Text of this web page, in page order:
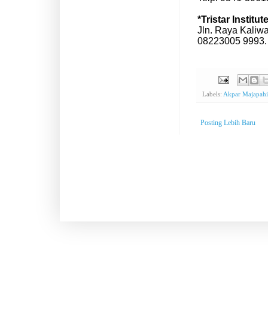
*Tristar
Jln. Raya
08223005
Labels: Akpar
Posting Lebih Baru